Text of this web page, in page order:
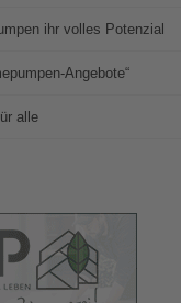
ihr volles Potenzial
Angebote“
alle